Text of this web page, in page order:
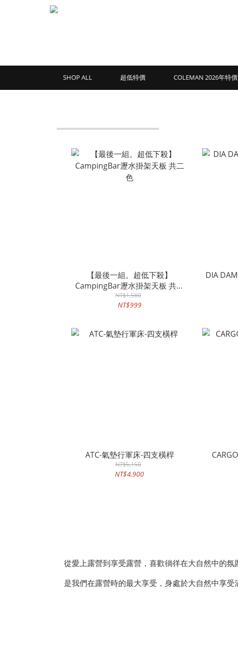
SHOP ALL 超低特價 COLEMAN 2026年特
【最後一組。超低下殺】
CampingBar瀝水掛架天板 共二
色
NT$1,580
NT$999
DIA
ATC-氣墊行軍床-四支橫桿
NT$5,150
NT$4,900
從愛上露營到享受露營，喜歡徜徉在大自然中的氛
是我們在露營時的最大享受，身處於大自然中享